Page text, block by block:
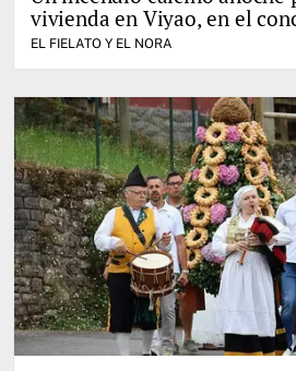
vivienda en Viyao, en el
EL FIELATO Y EL NORA